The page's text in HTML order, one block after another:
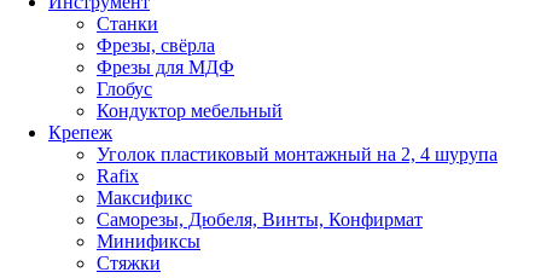
Станки
Фрезы, свёрла
Фрезы для МДФ
Глобус
Кондуктор мебельный
Крепеж
Уголок пластиковый монтажный на 2, 4 шурупа
Rafix
Максификс
Саморезы, Дюбеля, Винты, Конфирмат
Минификсы
Стяжки